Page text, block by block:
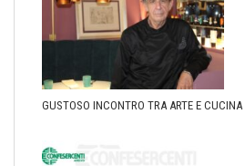
GUSTOSO INCONTRO TRA ARTE E